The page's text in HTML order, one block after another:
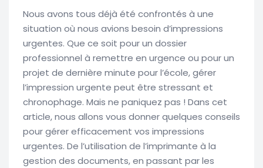
Nous avons tous déjà été confrontés à une
situation où nous avions besoin d’impressions
urgentes. Que ce soit pour un dossier
professionnel à remettre en urgence ou pour un
projet de dernière minute pour l’école, gérer
l’impression urgente peut être stressant et
chronophage. Mais ne paniquez pas ! Dans cet
article, nous allons vous donner quelques conseils
pour gérer efficacement vos impressions
urgentes. De l’utilisation de l’imprimante à la
gestion des documents, en passant par les